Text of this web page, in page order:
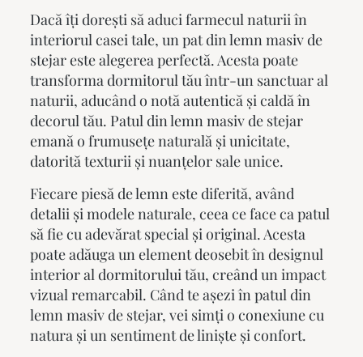
Dacă îți dorești să aduci farmecul naturii în
interiorul casei tale, unpat din lemn masiv de
stejareste alegerea perfectă. Acesta poate
transforma dormitorul tău într-un sanctuar al
naturii, aducând o notă autentică și caldă în
decorul tău. Patul din lemn masiv de stejar
emană o frumusețe naturală și unicitate,
datorită texturii și nuanțelor sale unice.
Fiecare piesă de lemn este diferită, având
detalii și modele naturale, ceea ce face ca patul
să fie cu adevărat special și original. Acesta
poate adăuga un element deosebit în designul
interior al dormitorului tău, creând un impact
vizual remarcabil. Când te așezi înpatul din
lemn masivde stejar, vei simți o conexiune cu
natura și un sentiment de liniște și confort.